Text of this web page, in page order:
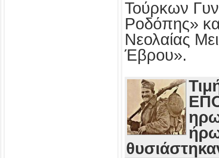
Τούρκων
Ροδόπης»
Νεολαίας
Έβρου».